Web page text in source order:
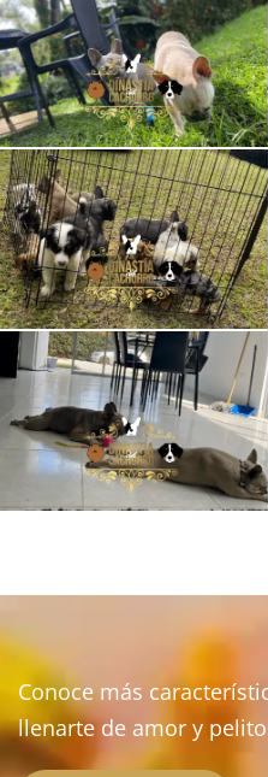
Conoce más
llenarte de amor y